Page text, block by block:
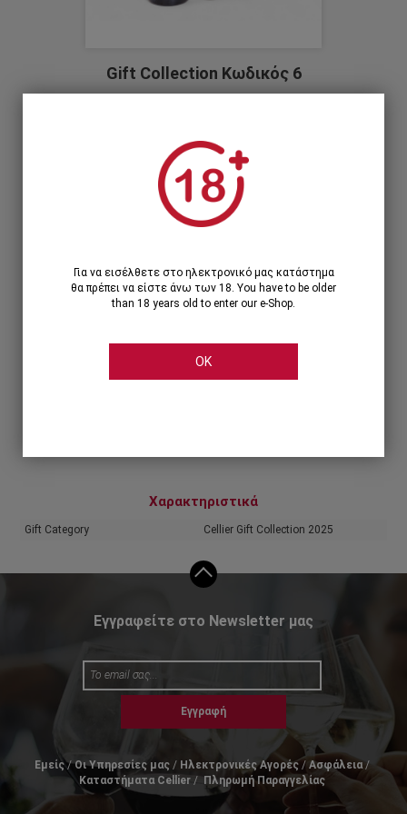
Gift Collection Κωδικός 6
1 X Μπωλ στρογγυλό μεταλλικό λευκό
1 X Μαλαγουζιά, Κτήμα Πόρτο Καρράς
1 X Mustard Whole Grain Jar 100 gr, Fauchon
1 X Syrah , Πόρτο Καρράς
1 Τεμάχιο > 87,10€ 1
Χαρακτηριστικά
Gift Category Cellier Gift Collection 2025
Εγγραφείτε στο Newsletter μας
Εγγραφή
Εμείς Οι Υπηρεσίες μας Ηλεκτρονικές Αγορές
Ασφάλεια
Καταστήματα Cellier
Πληρωμή Παραγγελίας
Για να εισέλθετε στο ηλεκτρονικό μας κατάστημα
θα πρέπει να είστε άνω των 18. You have to be older
than 18 years old to enter our e-Shop.
OK